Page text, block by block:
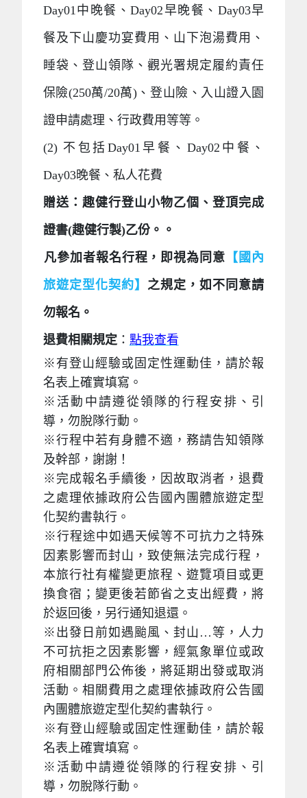
Day01中晚餐、Day02早晚餐、Day03早
餐及下山慶功宴費用、山下泡湯費用、
睡袋、登山領隊、觀光署規定履約責任
保險(250萬/20萬)、登山險、入山證入園
證申請處理、行政費用等等。
(2) 不包括Day01早餐、Day02中餐、
Day03晚餐、私人花費
贈送：趣健行登山小物乙個、登頂完成
證書(趣健行製)乙份。 。
凡參加者報名行程，即視為同意 【國內
旅遊定型化契約】 之規定，如不同意請
勿報名。
退費相關規定： 點我查看
※ 有登山經驗或固定性運動佳，請於報
名表上確實填寫。
※ 活動中請遵從領隊的行程安排、引
導，勿脫隊行動。
※行程中若有身體不適，務請告知領隊
及幹部 ，謝謝！
※完成報名手續後，因故取消者，退費
之處理依據政府公告國內團體旅遊定型
化契約書執行。
※行程途中如遇天候等不可抗力之特殊
因素影響而封山，致使無法完成行程，
本旅行社有權變更旅程、遊覽項目或更
換食宿；變更後若節省之支出經費，將
於返回後，另行通知退還。
※出發日前如遇颱風、封山…等，人力
不可抗拒之因素影響，經氣象單位或政
府相關部門公佈後，將延期出發或取消
活動。相關費用之處理依據政府公告國
內團體旅遊定型化契約書執行。
※ 有登山經驗或固定性運動佳，請於報
名表上確實填寫。
※活動中請遵從領隊的行程安排、引
導，勿脫隊行動。